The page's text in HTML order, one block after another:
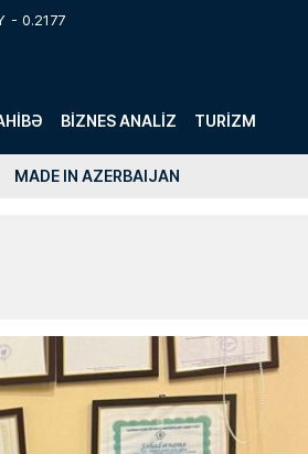
- 0.2177
BIZNES ANALIZ TURIZM
MADE IN AZERBAIJAN